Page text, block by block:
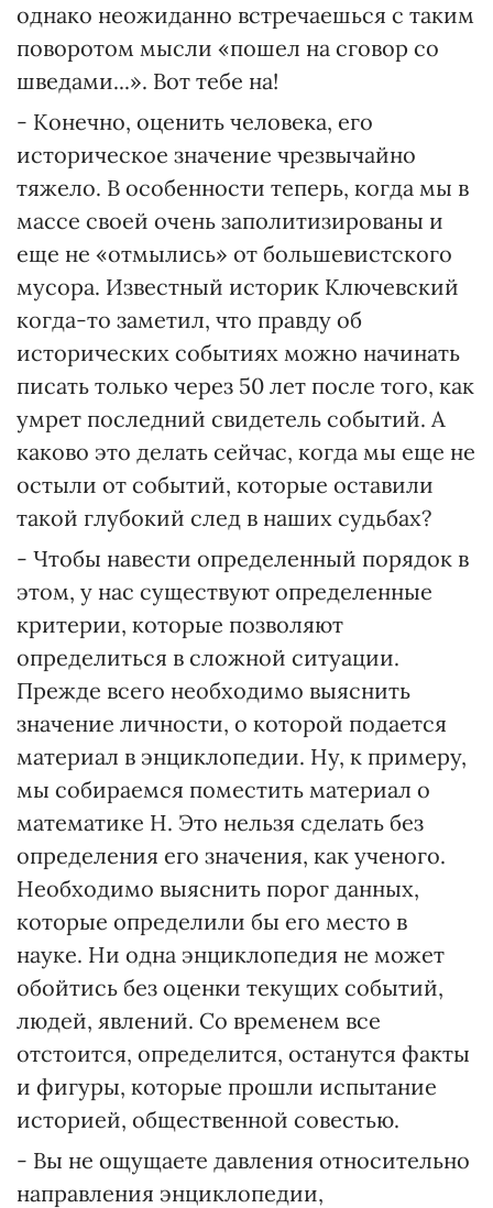
однако неожиданно встречаешься с таким
поворотом мысли «пошел на сговор со
шведами...». Вот тебе на!
- Конечно, оценить человека, его
историческое значение чрезвычайно
тяжело. В особенности теперь, когда мы в
массе своей очень заполитизированы и
еще не «отмылись» от большевистского
мусора. Известный историк Ключевский
когда-то заметил, что правду об
исторических событиях можно начинать
писать только через 50 лет после того, как
умрет последний свидетель событий. А
каково это делать сейчас, когда мы еще не
остыли от событий, которые оставили
такой глубокий след в наших судьбах?
- Чтобы навести определенный порядок в
этом, у нас существуют определенные
критерии, которые позволяют
определиться в сложной ситуации.
Прежде всего необходимо выяснить
значение личности, о которой подается
материал в энциклопедии. Ну, к примеру,
мы собираемся поместить материал о
математике Н. Это нельзя сделать без
определения его значения, как ученого.
Необходимо выяснить порог данных,
которые определили бы его место в
науке. Ни одна энциклопедия не может
обойтись без оценки текущих событий,
людей, явлений. Со временем все
отстоится, определится, останутся факты
и фигуры, которые прошли испытание
историей, общественной совестью.
- Вы не ощущаете давления относительно
направления энциклопедии,